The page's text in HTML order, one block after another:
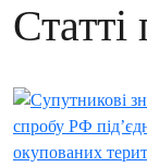
Статті